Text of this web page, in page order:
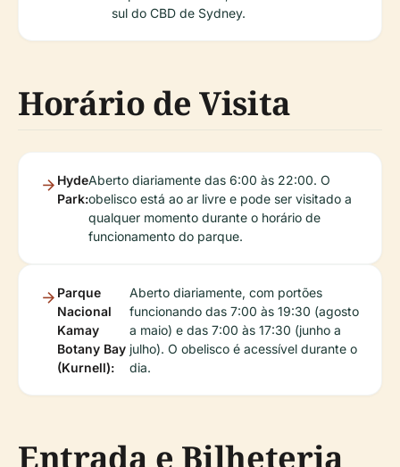
sul do CBD de Sydney.
Horário de Visita
Hyde
Park:
Aberto diariamente das 6:00 às 22:00. O
obelisco está ao ar livre e pode ser visitado a
qualquer momento durante o horário de
funcionamento do parque.
Parque
Nacional
Kamay
Botany Bay
(Kurnell):
Aberto diariamente, com portões
funcionando das 7:00 às 19:30 (agosto
a maio) e das 7:00 às 17:30 (junho a
julho). O obelisco é acessível durante o
dia.
Entrada e Bilheteria